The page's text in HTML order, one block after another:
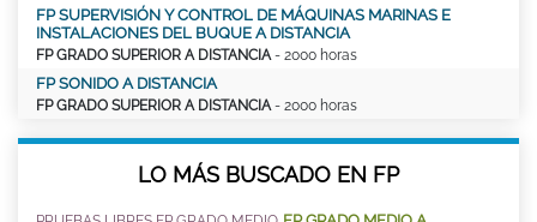
FP SUPERVISIÓN Y CONTROL DE MÁQUINAS MARINAS E
INSTALACIONES DEL BUQUE A DISTANCIA
FP GRADO SUPERIOR A DISTANCIA- 2000 horas
FP SONIDO A DISTANCIA
FP GRADO SUPERIOR A DISTANCIA- 2000 horas
LO MÁS BUSCADO EN FP